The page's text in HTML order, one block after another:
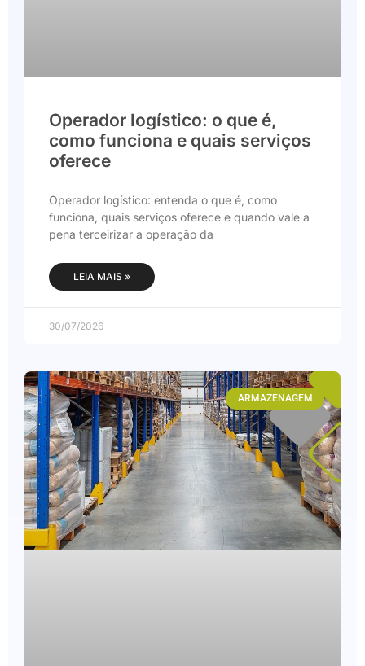
Operador logístico: o que é,
como funciona e quais serviços
oferece
Operador logístico: entenda o que é, como
funciona, quais serviços oferece e quando vale a
pena terceirizar a operação da
LEIA MAIS »
30/07/2026
ARMAZENAGEM